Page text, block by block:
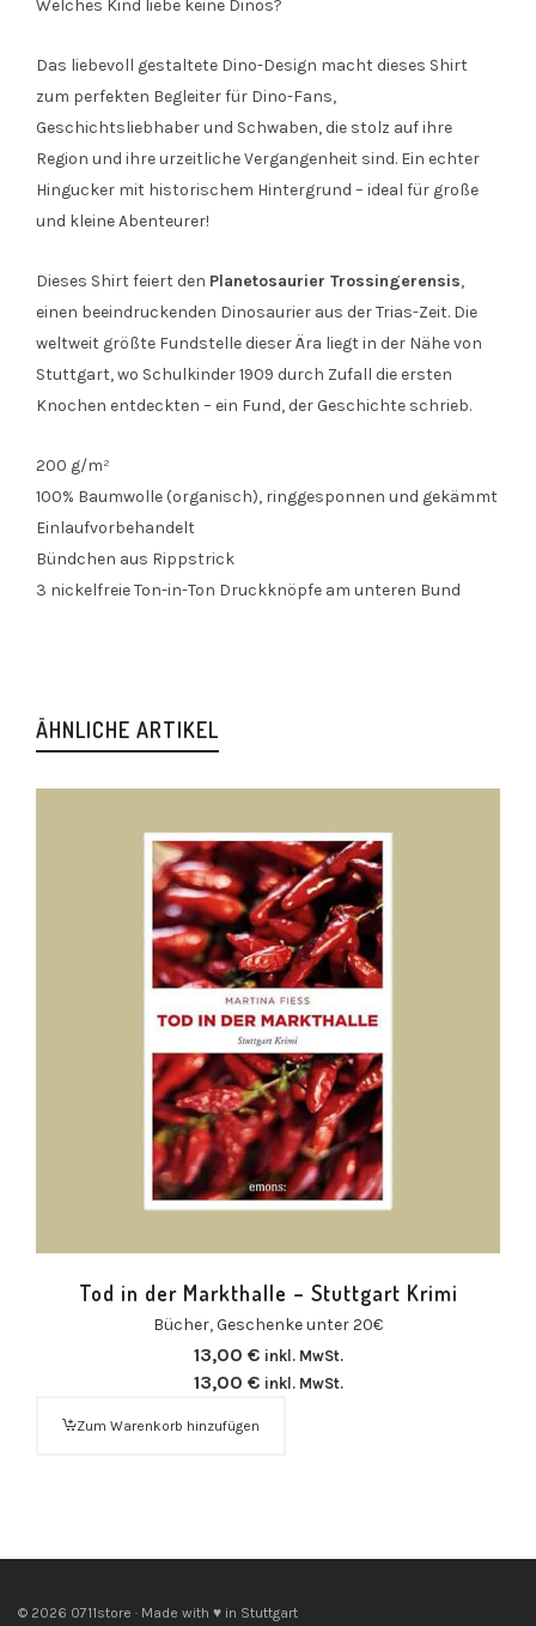
Welches Kind liebe keine Dinos?
Das liebevoll gestaltete Dino-Design macht dieses Shirt
zum perfekten Begleiter für Dino-Fans,
Geschichtsliebhaber und Schwaben, die stolz auf ihre
Region und ihre urzeitliche Vergangenheit sind. Ein echter
Hingucker mit historischem Hintergrund – ideal für große
und kleine Abenteurer!
Dieses Shirt feiert den Planetosaurier Trossingerensis,
einen beeindruckenden Dinosaurier aus der Trias-Zeit. Die
weltweit größte Fundstelle dieser Ära liegt in der Nähe von
Stuttgart, wo Schulkinder 1909 durch Zufall die ersten
Knochen entdeckten – ein Fund, der Geschichte schrieb.
200 g/m²
100% Baumwolle (organisch), ringgesponnen und gekämmt
Einlaufvorbehandelt
Bündchen aus Rippstrick
3 nickelfreie Ton-in-Ton Druckknöpfe am unteren Bund
ÄHNLICHE ARTIKEL
Tod in der Markthalle – Stuttgart Krimi
Bücher,Geschenke unter 20€
13,00 € inkl. MwSt.
13,00 € inkl. MwSt.
Zum Warenkorb hinzufügen
© 2026 0711store · Made with ♥ in Stuttgart